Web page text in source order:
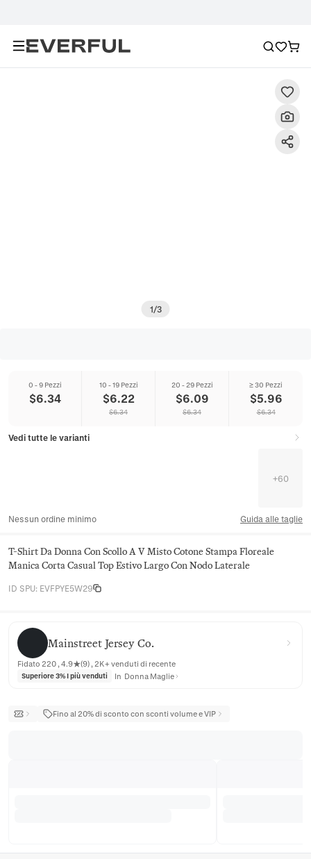
1/3
0 - 9 Pezzi
$6.34
10 - 19 Pezzi
$6.22
$6.34
20 - 29 Pezzi
$6.09
$6.34
≥ 30 Pezzi
$5.96
$6.34
Vedi tutte le varianti
+60
Nessun ordine minimo Guida alle taglie
T-Shirt Da Donna Con Scollo A V Misto Cotone Stampa Floreale
Manica Corta Casual Top Estivo Largo Con Nodo Laterale
ID SPU: EVFPYE5W29
Mainstreet Jersey Co.
Mainstreet Jersey Co.
Fidato 220 , 4.9★(9) , 2K+ venduti di recente
Superiore 3% I più venduti In Donna Maglie
Fino al 20% di sconto con sconti volume e VIP